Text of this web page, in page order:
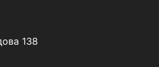
138